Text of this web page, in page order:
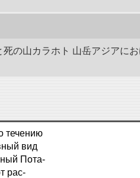
の山カラホト 山岳アジア
течению
вид
Пота-
рас-